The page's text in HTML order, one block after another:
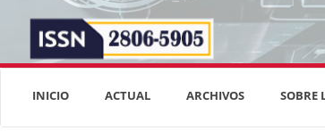
INICIO ACTUAL ARCHIVOS SOBRE